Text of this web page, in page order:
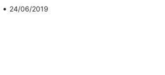
• 24/06/2019